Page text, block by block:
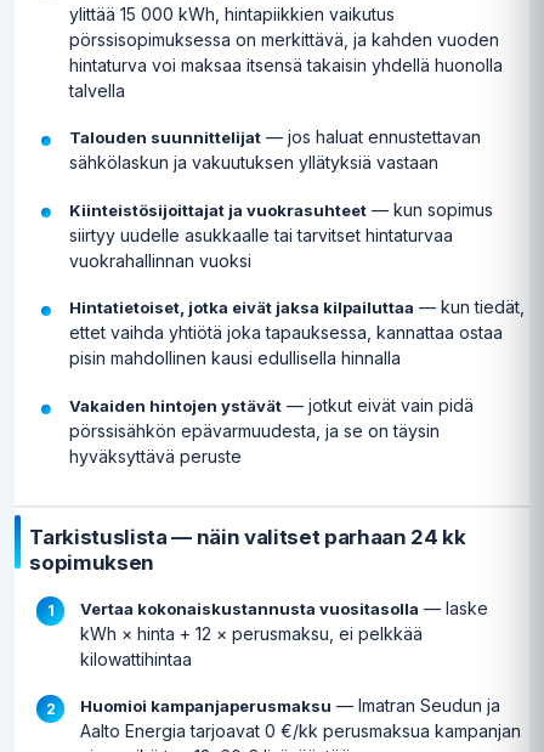
ylittää 15 000 kWh, hintapiikkien vaikutus
pörssisopimuksessa on merkittävä, ja kahden vuoden
hintaturva voi maksaa itsensä takaisin yhdellä huonolla
talvella
Talouden suunnittelijat— jos haluat ennustettavan
sähkölaskun ja vakuutuksen yllätyksiä vastaan
Kiinteistösijoittajat ja vuokrasuhteet— kun sopimus
siirtyy uudelle asukkaalle tai tarvitset hintaturvaa
vuokrahallinnan vuoksi
Hintatietoiset, jotka eivät jaksa kilpailuttaa — kun tiedät,
ettet vaihda yhtiötä joka tapauksessa, kannattaa ostaa
pisin mahdollinen kausi edullisella hinnalla
Vakaiden hintojen ystävät— jotkut eivät vain pidä
pörssisähkön epävarmuudesta, ja se on täysin
hyväksyttävä peruste
Tarkistuslista — näin valitset parhaan 24 kk
sopimuksen
Vertaa kokonaiskustannusta vuositasolla — laske
kWh × hinta + 12 × perusmaksu, ei pelkkää
kilowattihintaa
Huomioi kampanjaperusmaksu — Imatran Seudun ja
Aalto Energia tarjoavat 0 €/kk perusmaksua kampanjan